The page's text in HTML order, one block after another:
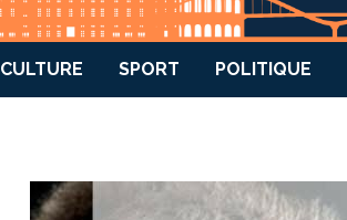
CULTURE SPORT POLITIQUE